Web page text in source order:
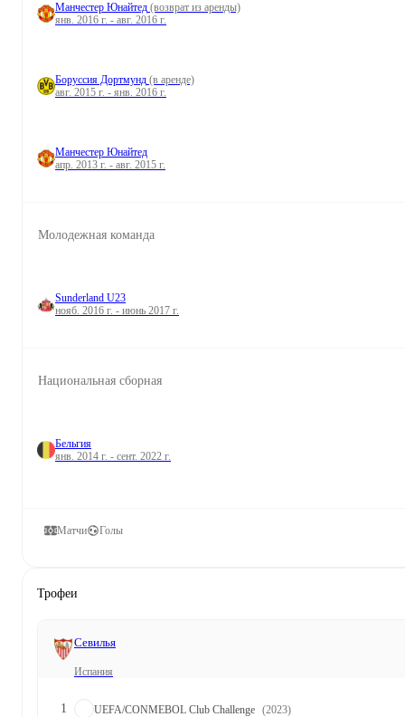
Манчестер Юнайтед (возврат из аренды)
янв. 2016 г. - авг. 2016 г.
Боруссия Дортмунд (в аренде)
авг. 2015 г. - янв. 2016 г.
Манчестер Юнайтед
апр. 2013 г. - авг. 2015 г.
Молодежная команда
Sunderland U23
нояб. 2016 г. - июнь 2017 г.
Национальная сборная
Бельгия
янв. 2014 г. - сент. 2022 г.
Матчи Голы
Трофеи
Севилья
Испания
1 UEFA/CONMEBOL Club Challenge (2023)